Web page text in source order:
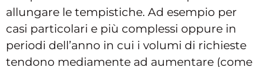
allungare le tempistiche. Ad esempio per
casi particolari e più complessi oppure in
periodi dell’anno in cui i volumi di richieste
tendono mediamente ad aumentare (come